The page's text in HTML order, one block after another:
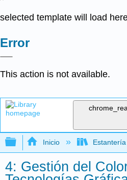
selected template will load
Error
This action is not available.
Expandir/contraer
Inicio Estantería
4: Gestión del